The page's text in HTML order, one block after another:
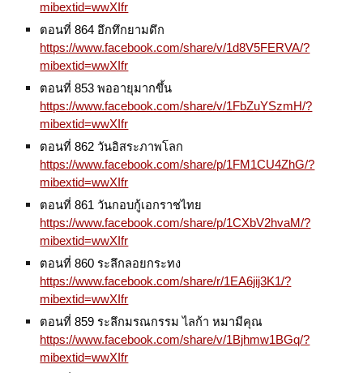
mibextid=wwXIfr
ตอนที่ 864 อึกทึกยามดึก
https://www.facebook.com/share/v/1d8V5FERVA/?
mibextid=wwXIfr
ตอนที่ 853 พออายุมากขึ้น
https://www.facebook.com/share/v/1FbZuYSzmH/?
mibextid=wwXIfr
ตอนที่ 862 วันอิสระภาพโลก
https://www.facebook.com/share/p/1FM1CU4ZhG/?
mibextid=wwXIfr
ตอนที่ 861 วันกอบกู้เอกราชไทย
https://www.facebook.com/share/p/1CXbV2hvaM/?
mibextid=wwXIfr
ตอนที่ 860 ระลึกลอยกระทง
https://www.facebook.com/share/r/1EA6jij3K1/?
mibextid=wwXIfr
ตอนที่ 859 ระลึกมรณกรรม ไลก้า หมามีคุณ
https://www.facebook.com/share/v/1Bjhmw1BGq/?
mibextid=wwXIfr